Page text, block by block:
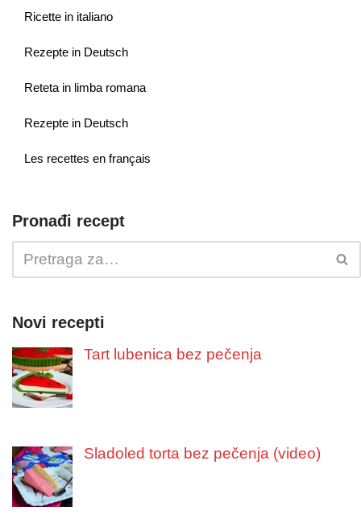
Ricette in italiano
Rezepte in Deutsch
Reteta in limba romana
Rezepte in Deutsch
Les recettes en français
Pronađi recept
Novi recepti
Tart lubenica bez pečenja
Sladoled torta bez pečenja (video)